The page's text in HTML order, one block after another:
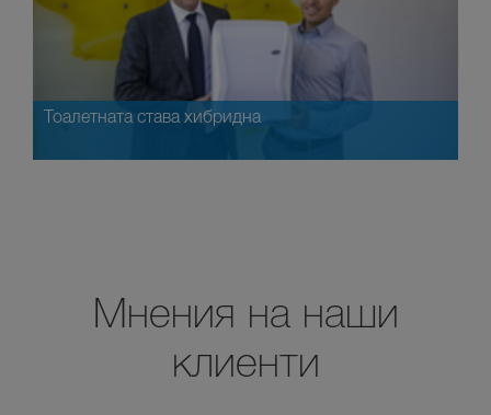
Тоалетната става хибридна
Мнения на наши
клиенти